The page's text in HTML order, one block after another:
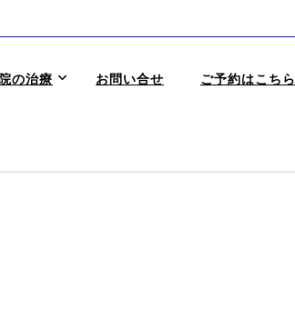
の治療 お問い合せ ご予約はこちら